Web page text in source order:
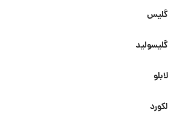
گلیس
گلیسولید
لابلو
لکورد